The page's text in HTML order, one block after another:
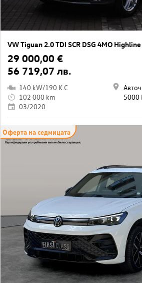
VW Tiguan 2.0 TDI SCR DSG 4MO Highline
29 000,00 €
56 719,07 лв.
140 kW/190 K.C
102 000 km
03/2020
5000
Оферта на седмицата